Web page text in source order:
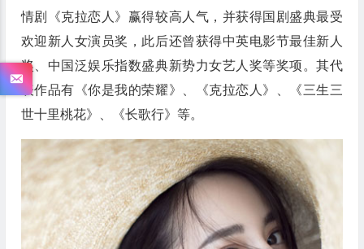
情剧《克拉恋人》赢得较高人气，并获得国剧盛典最受
欢迎新人女演员奖，此后还曾获得中英电影节最佳新人
奖、中国泛娱乐指数盛典新势力女艺人奖等奖项。其代
表作品有《你是我的荣耀》、《克拉恋人》、《三生三
世十里桃花》、《长歌行》等。